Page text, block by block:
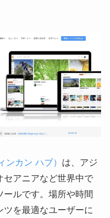
カン ハブ） は、アジ
セアニアなど世界中で
ルです。場所や時間
ツを最適なユーザーに